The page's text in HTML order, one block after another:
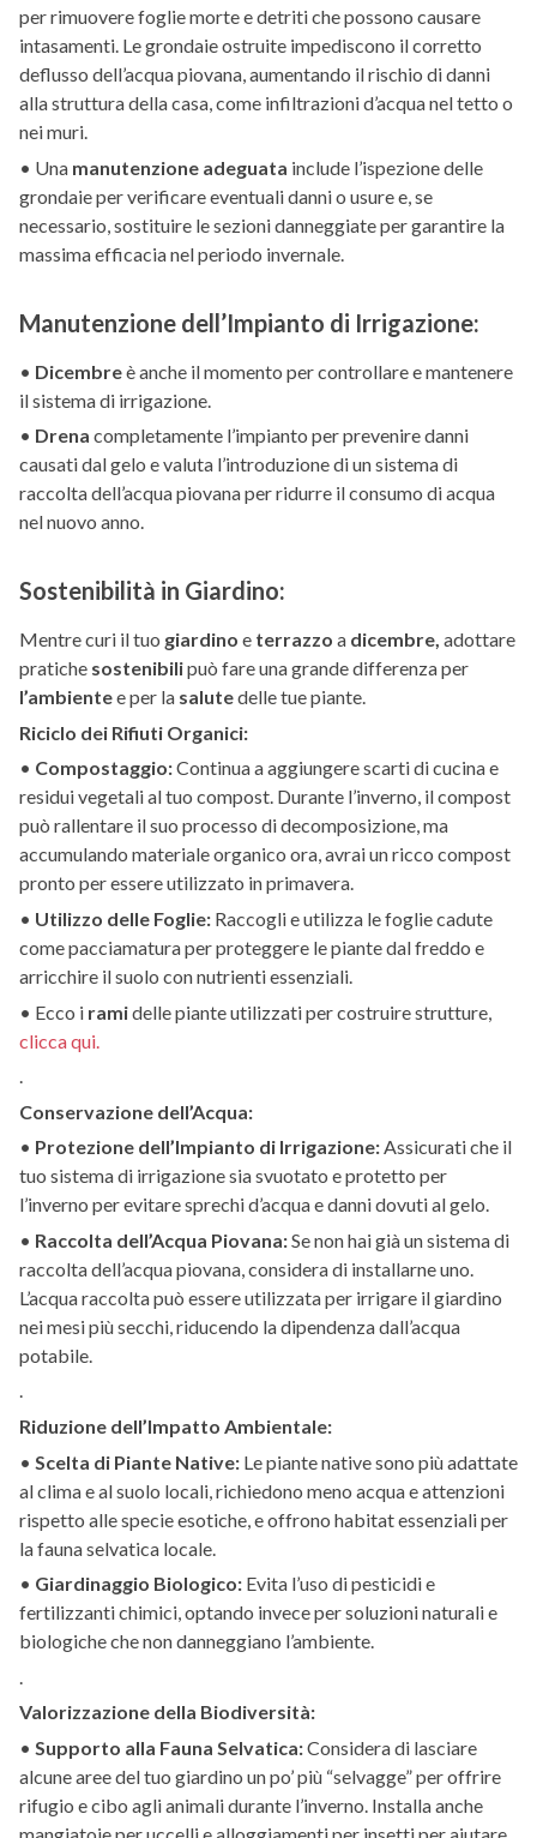
per rimuovere foglie morte e detriti che possono causare
intasamenti. Le grondaie ostruite impediscono il corretto
deflusso dell’acqua piovana, aumentando il rischio di danni
alla struttura della casa, come infiltrazioni d’acqua nel tetto o
nei muri.
• Una manutenzione adeguata include l’ispezione delle
grondaie per verificare eventuali danni o usure e, se
necessario, sostituire le sezioni danneggiate per garantire la
massima efficacia nel periodo invernale.
Manutenzione dell’Impianto di Irrigazione:
• Dicembreè anche il momento per controllare e mantenere
il sistema di irrigazione.
• Drena completamente l’impianto per prevenire danni
causati dal gelo e valuta l’introduzione di un sistema di
raccolta dell’acqua piovana per ridurre il consumo di acqua
nel nuovo anno.
Sostenibilità in Giardino:
Mentre curi il tuo giardino e terrazzo a dicembre, adottare
pratiche sostenibilipuò fare una grande differenza per
l’ambientee per la salutedelle tue piante.
Riciclo dei Rifiuti Organici:
• Compostaggio:Continua a aggiungere scarti di cucina e
residui vegetali al tuo compost. Durante l’inverno, il compost
può rallentare il suo processo di decomposizione, ma
accumulando materiale organico ora, avrai un ricco compost
pronto per essere utilizzato in primavera.
• Utilizzo delle Foglie: Raccogli e utilizza le foglie cadute
come pacciamatura per proteggere le piante dal freddo e
arricchire il suolo con nutrienti essenziali.
• Ecco i ramidelle piante utilizzati per costruire strutture,
clicca qui.
.
Conservazione dell’Acqua:
• Protezione dell’Impianto di Irrigazione:Assicurati che il
tuo sistema di irrigazione sia svuotato e protetto per
l’inverno per evitare sprechi d’acqua e danni dovuti al gelo.
• Raccolta dell’Acqua Piovana:Se non hai già un sistema di
raccolta dell’acqua piovana, considera di installarne uno.
L’acqua raccolta può essere utilizzata per irrigare il giardino
nei mesi più secchi, riducendo la dipendenza dall’acqua
potabile.
.
Riduzione dell’Impatto Ambientale:
• Scelta di Piante Native: Le piante native sono più adattate
al clima e al suolo locali, richiedono meno acqua e attenzioni
rispetto alle specie esotiche, e offrono habitat essenziali per
la fauna selvatica locale.
• Giardinaggio Biologico: Evita l’uso di pesticidi e
fertilizzanti chimici, optando invece per soluzioni naturali e
biologiche che non danneggiano l’ambiente.
.
Valorizzazione della Biodiversità:
• Supporto alla Fauna Selvatica:Considera di lasciare
alcune aree del tuo giardino un po’ più “selvagge” per offrire
rifugio e cibo agli animali durante l’inverno. Installa anche